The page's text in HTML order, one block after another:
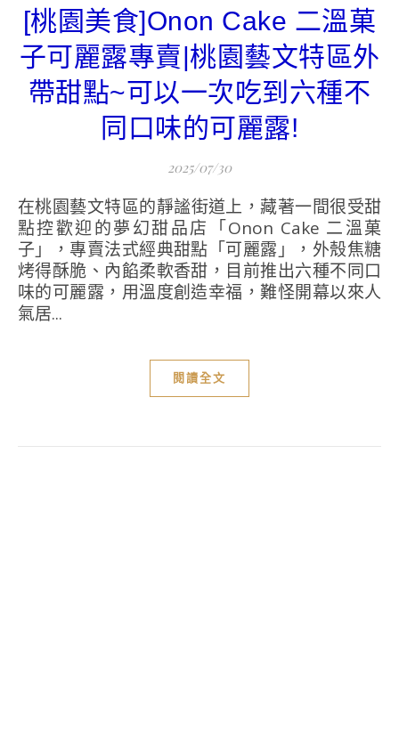
[桃園美食]Onon Cake 二溫菓
子可麗露專賣|桃園藝文特區外
帶甜點~可以一次吃到六種不
同口味的可麗露!
2025/07/30
在桃園藝文特區的靜謐街道上，藏著一間很受甜
點控歡迎的夢幻甜品店「Onon Cake 二溫菓
子」，專賣法式經典甜點「可麗露」，外殼焦糖
烤得酥脆、內餡柔軟香甜，目前推出六種不同口
味的可麗露，用溫度創造幸福，難怪開幕以來人
氣居...
閱讀全文